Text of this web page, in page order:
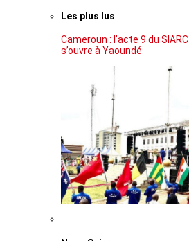
Les plus lus
Cameroun : l’acte 9 du SIARC
s’ouvre à Yaoundé